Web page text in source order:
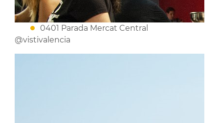
0401 Parada Mercat Central
@vistivalencia